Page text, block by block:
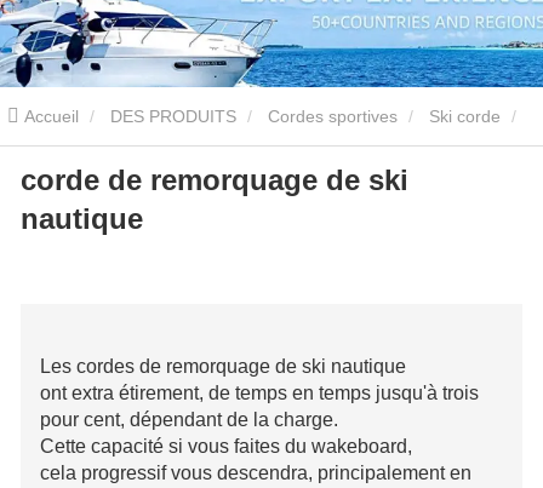
Accueil DES PRODUITS Cordes sportives Ski corde
corde de remorquage de ski nautique
corde de remorquage de ski
nautique
Les cordes de remorquage de ski nautique
ont extra étirement, de temps en temps jusqu'à trois
pour cent, dépendant de la charge.
Cette capacité si vous faites du wakeboard,
cela progressif vous descendra, principalement en